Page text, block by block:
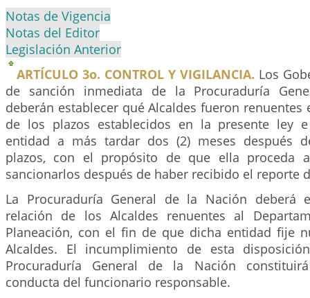
Notas de Vigencia
Notas del Editor
Legislación Anterior
ARTÍCULO 3o. CONTROL Y VIGILANCIA. Los
de sanción inmediata de la Procuraduría
deberán establecer qué Alcaldes fueron
de los plazos establecidos en la presente ley
entidad a más tardar dos (2) meses después
plazos, con el propósito de que ella proceda
sancionarlos después de haber recibido el reporte
La Procuraduría General de la Nación deberá
relación de los Alcaldes renuentes al
Planeación, con el fin de que dicha entidad fije
Alcaldes. El incumplimiento de esta
Procuraduría General de la Nación
conducta del funcionario responsable.